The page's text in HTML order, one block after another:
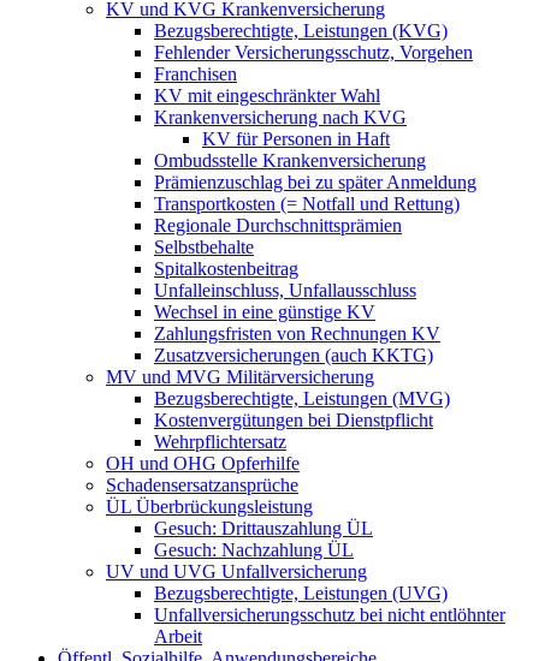
KV und KVG Krankenversicherung
Bezugsberechtigte, Leistungen (KVG)
Fehlender Versicherungsschutz, Vorgehen
Franchisen
KV mit eingeschränkter Wahl
Krankenversicherung nach KVG
KV für Personen in Haft
Ombudsstelle Krankenversicherung
Prämienzuschlag bei zu später Anmeldung
Transportkosten (= Notfall und Rettung)
Regionale Durchschnittsprämien
Selbstbehalte
Spitalkostenbeitrag
Unfalleinschluss, Unfallausschluss
Wechsel in eine günstige KV
Zahlungsfristen von Rechnungen KV
Zusatzversicherungen (auch KKTG)
MV und MVG Militärversicherung
Bezugsberechtigte, Leistungen (MVG)
Kostenvergütungen bei Dienstpflicht
Wehrpflichtersatz
OH und OHG Opferhilfe
Schadensersatzansprüche
ÜL Überbrückungsleistung
Gesuch: Drittauszahlung ÜL
Gesuch: Nachzahlung ÜL
UV und UVG Unfallversicherung
Bezugsberechtigte, Leistungen (UVG)
Unfallversicherungsschutz bei nicht entlöhnter
Arbeit